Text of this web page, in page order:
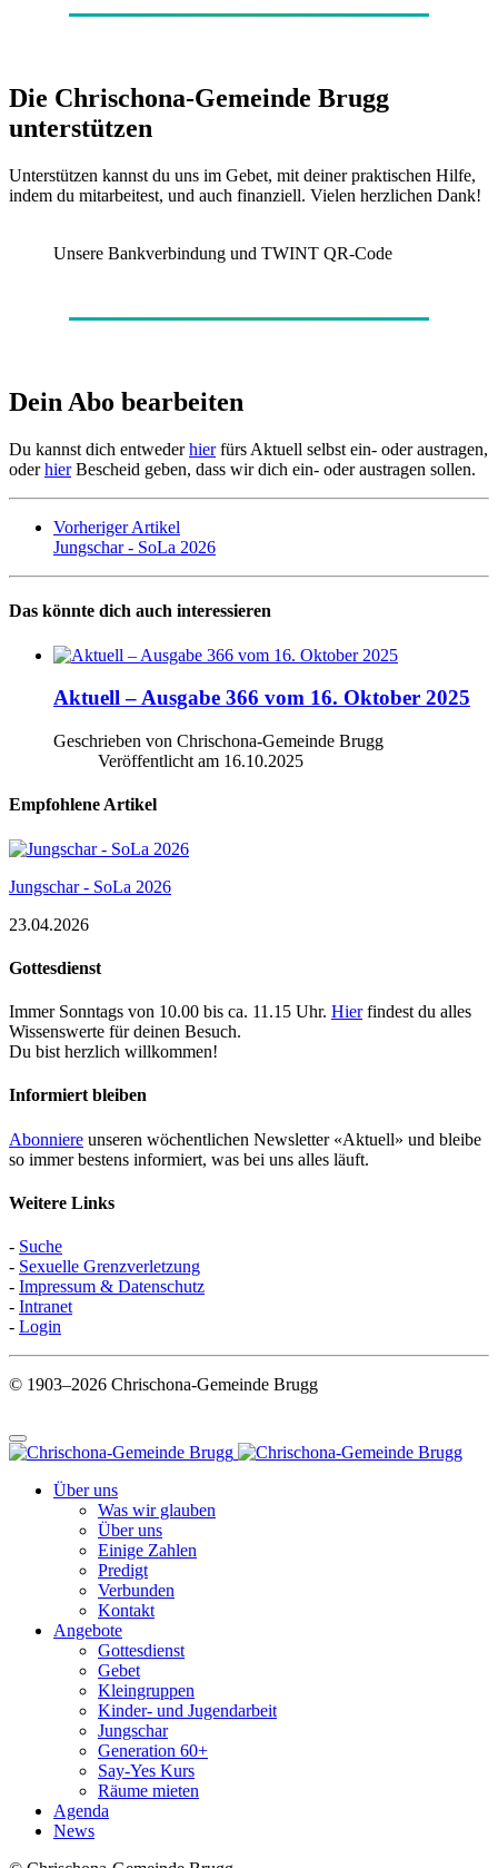
Die Chrischona-Gemeinde Brugg
unterstützen
Unterstützen kannst du uns im Gebet, mit deiner praktischen Hilfe,
indem du mitarbeitest, und auch finanziell. Vielen herzlichen Dank!
Unsere Bankverbindung und TWINT QR-Code
Dein Abo bearbeiten
Du kannst dich entwederhierfürs Aktuell selbst ein- oder austragen,
oderhierBescheid geben, dass wir dich ein- oder austragen sollen.
Vorheriger Artikel
Jungschar - SoLa 2026
Das könnte dich auch interessieren
Aktuell – Ausgabe 366 vom 16. Oktober 2025
Geschrieben von Chrischona-Gemeinde Brugg
Veröffentlicht am 16.10.2025
Empfohlene Artikel
Jungschar - SoLa 2026
23.04.2026
Gottesdienst
Immer Sonntags von 10.00 bis ca. 11.15 Uhr. Hierfindest du alles
Wissenswerte für deinen Besuch.
Du bist herzlich willkommen!
Informiert bleiben
Abonniere unseren wöchentlichen Newsletter «Aktuell» und bleibe
so immer bestens informiert, was bei uns alles läuft.
Weitere Links
- Suche
- Sexuelle Grenzverletzung
- Impressum & Datenschutz
- Intranet
- Login
© 1903–2026 Chrischona-Gemeinde Brugg
Über uns
Was wir glauben
Über uns
Einige Zahlen
Predigt
Verbunden
Kontakt
Angebote
Gottesdienst
Gebet
Kleingruppen
Kinder- und Jugendarbeit
Jungschar
Generation 60+
Say-Yes Kurs
Räume mieten
Agenda
News